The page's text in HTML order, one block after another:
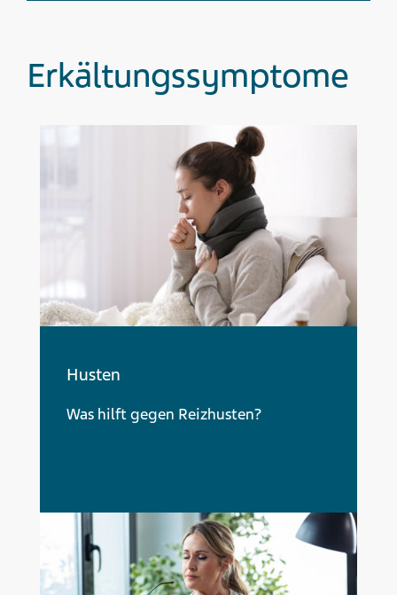
Erkältungs­symptome
Husten
Was hilft gegen Reizhusten?